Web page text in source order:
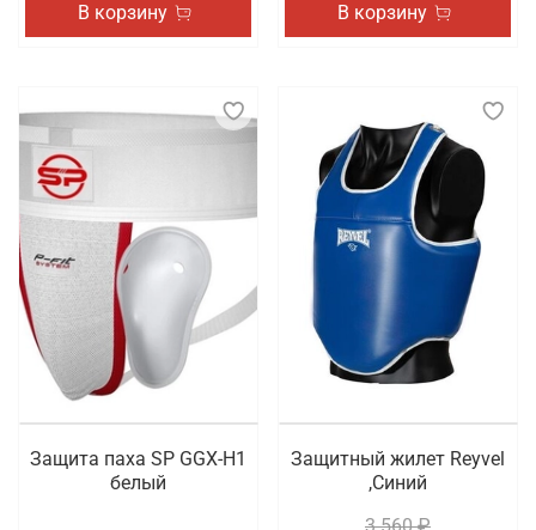
В корзину В корзину
Защита паха SP GGX-H1
белый
Защитный жилет Reyvel
,Синий
3 560 ₽